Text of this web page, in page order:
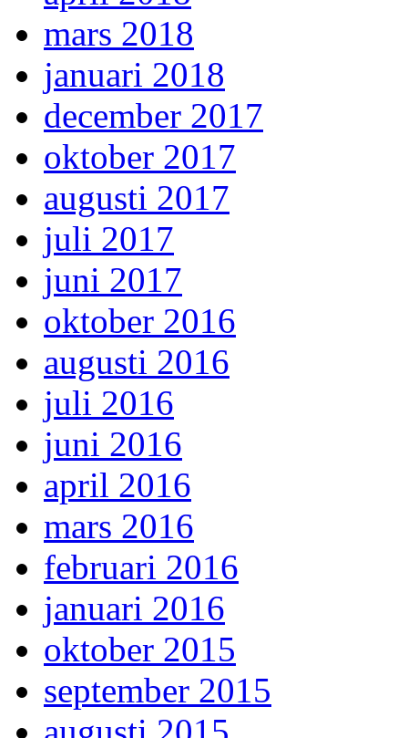
mars 2018
januari 2018
december 2017
oktober 2017
augusti 2017
juli 2017
juni 2017
oktober 2016
augusti 2016
juli 2016
juni 2016
april 2016
mars 2016
februari 2016
januari 2016
oktober 2015
september 2015